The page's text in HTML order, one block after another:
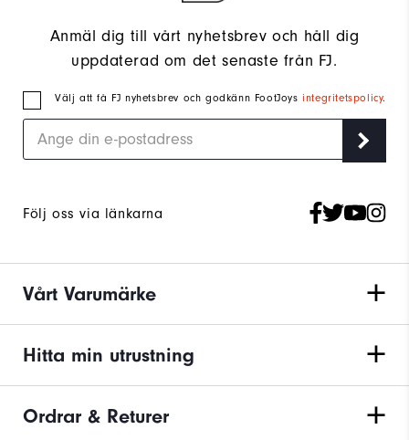
Anmäl dig till vårt nyhetsbrev och håll dig
uppdaterad om det senaste från FJ.
Välj att få FJ nyhetsbrev och godkänn FootJoysintegritetspolicy.
Följ oss via länkarna
Vårt Varumärke
Hitta min utrustning
Ordrar & Returer